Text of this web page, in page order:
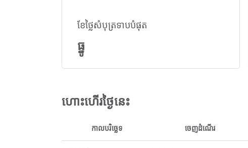
ខែថ្លៃសំបុត្រទាបបំផុត
ធ្នូ
ហោះហើរថ្ងៃនេះ
កាលបរិច្ឆេទ ចេញដំណើរ